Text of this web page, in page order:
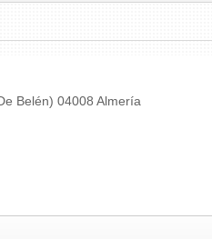
Belén) 04008 Almería